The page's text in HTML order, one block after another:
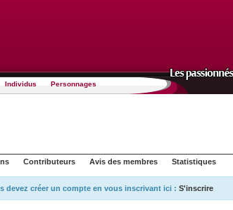
Individus Personnages
Contributeurs Avis des membres Statistiques
devez créer un compte en vous inscrivant ici : S'inscrire